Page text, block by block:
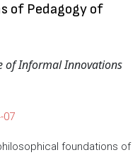
of Pedagogy of
of Informal Innovations
07
foundations of